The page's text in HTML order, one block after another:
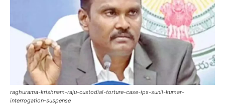
raghurama-krishnam-raju-custodial-torture-case-ips-sunil-kumar-
interrogation-suspense